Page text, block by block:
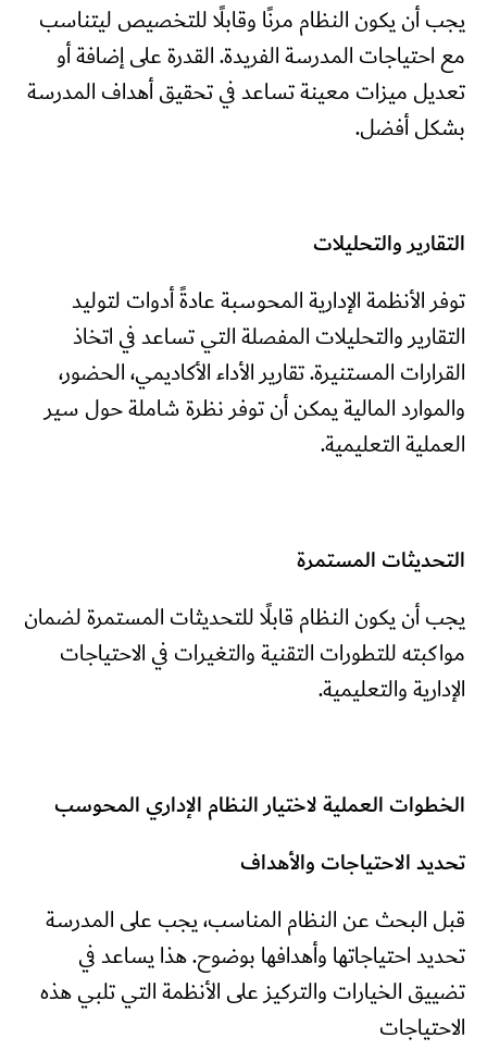
يجب أن يكون النظام مرنًا وقابلًا للتخصيص ليتناسب
مع احتياجات المدرسة الفريدة. القدرة على إضافة أو
تعديل ميزات معينة تساعد في تحقيق أهداف المدرسة
بشكل أفضل.
التقارير والتحليلات
توفر الأنظمة الإدارية المحوسبة عادةً أدوات لتوليد
التقارير والتحليلات المفصلة التي تساعد في اتخاذ
القرارات المستنيرة. تقارير الأداء الأكاديمي، الحضور،
والموارد المالية يمكن أن توفر نظرة شاملة حول سير
العملية التعليمية.
التحديثات المستمرة
يجب أن يكون النظام قابلًا للتحديثات المستمرة لضمان
مواكبته للتطورات التقنية والتغيرات في الاحتياجات
الإدارية والتعليمية.
الخطوات العملية لاختيار النظام الإداري المحوسب
تحديد الاحتياجات والأهداف
قبل البحث عن النظام المناسب، يجب على المدرسة
تحديد احتياجاتها وأهدافها بوضوح. هذا يساعد في
تضييق الخيارات والتركيز على الأنظمة التي تلبي هذه
الاحتياجات